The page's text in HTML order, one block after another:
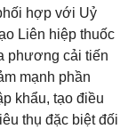
hợp với Uỷ
Liên hiệp thuốc
phương cải tiến
mạnh phần
khẩu, tạo điều
thụ đặc biệt đối